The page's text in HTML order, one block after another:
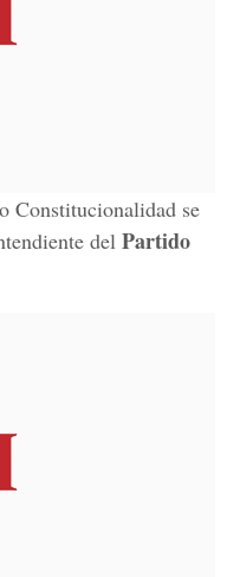
Constitucionalidad se
del Partido